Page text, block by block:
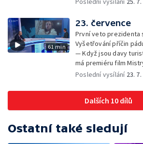
61 min
23. července
První veto prezidenta
Vyšetřování příčin
— Když jsou davy
má premiéru film
Poslední vysílání 23.
Dalších 10 dílů
Ostatní také sledují